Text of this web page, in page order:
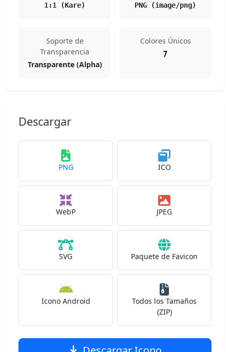
1:1 (Kare) PNG (image/png)
Soporte de
Transparencia
Transparente (Alpha)
Colores Únicos
7
Descargar
PNG ICO
WebP JPEG
SVG Paquete de Favicon
Icono Android
Todos los Tamaños
(ZIP)